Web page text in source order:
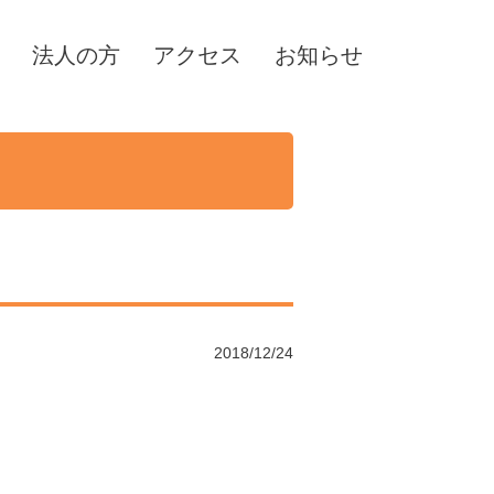
法人の方 アクセス お知らせ
2018/12/24